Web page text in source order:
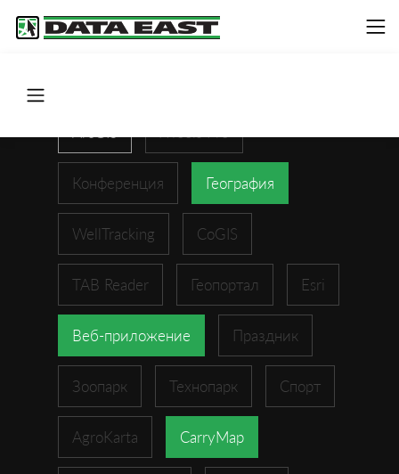
Конференция География
WellTracking CoGIS
TAB Reader Геопортал Esri
Веб-приложение Праздник
Зоопарк Технопарк Спорт
AgroKarta CarryMap